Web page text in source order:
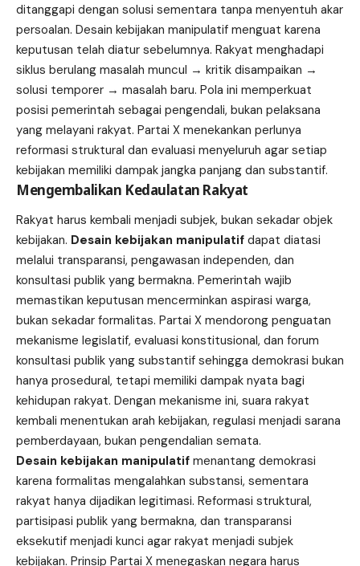
ditanggapi dengan solusi sementara tanpa menyentuh akar
persoalan. Desain kebijakan manipulatif menguat karena
keputusan telah diatur sebelumnya. Rakyat menghadapi
siklus berulang masalah muncul → kritik disampaikan →
solusi temporer → masalah baru. Pola ini memperkuat
posisi pemerintah sebagai pengendali, bukan pelaksana
yang melayani rakyat. Partai X menekankan perlunya
reformasi struktural dan evaluasi menyeluruh agar setiap
kebijakan memiliki dampak jangka panjang dan substantif.
Mengembalikan Kedaulatan Rakyat
Rakyat harus kembali menjadi subjek, bukan sekadar objek
kebijakan. Desain kebijakan manipulatif dapat diatasi
melalui transparansi, pengawasan independen, dan
konsultasi publik yang bermakna. Pemerintah wajib
memastikan keputusan mencerminkan aspirasi warga,
bukan sekadar formalitas. Partai X mendorong penguatan
mekanisme legislatif, evaluasi konstitusional, dan forum
konsultasi publik yang substantif sehingga demokrasi bukan
hanya prosedural, tetapi memiliki dampak nyata bagi
kehidupan rakyat. Dengan mekanisme ini, suara rakyat
kembali menentukan arah kebijakan, regulasi menjadi sarana
pemberdayaan, bukan pengendalian semata.
Desain kebijakan manipulatif menantang demokrasi
karena formalitas mengalahkan substansi, sementara
rakyat hanya dijadikan legitimasi. Reformasi struktural,
partisipasi publik yang bermakna, dan transparansi
eksekutif menjadi kunci agar rakyat menjadi subjek
kebijakan. Prinsip Partai X menegaskan negara harus